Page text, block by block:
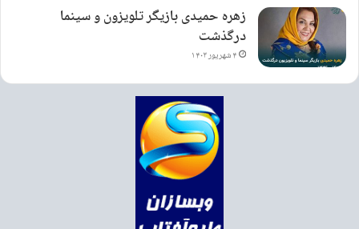
زهره حمیدی بازیگر تلویزون و سینما
درگذشت
۴ شهریور ۱۴۰۳